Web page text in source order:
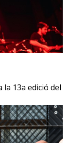
la 13a edició del